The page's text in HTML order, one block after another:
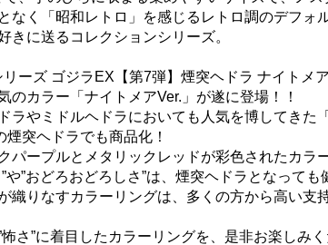
なく「昭和レトロ」を感じるレトロ調のデフォ
きに送るコレクションシリーズ。
リーズ ゴジラEX【第7弾】煙突ヘドラ ナイトメ
のカラー「ナイトメアVer.」が遂に登場！！
ラやミドルヘドラにおいても人気を博してきた
突ヘドラでも商品化！
パープルとメタリックレッドが彩色されたカラ
や”おどろおどろしさ”は、煙突ヘドラとなっても
織りなすカラーリングは、多くの方から高い支
さ”に着目したカラーリングを、是非お楽しみく